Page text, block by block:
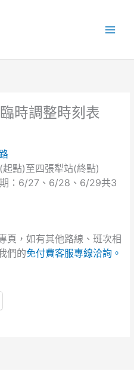
時調整時刻表
點)至四張犁站(終點)
：6/27、6/28、6/29共3
頁，如有其他路線、班次相
們的免付費客服專線洽詢。